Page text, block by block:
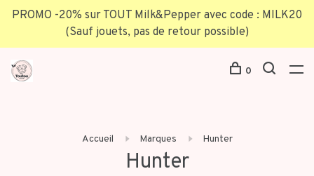
PROMO -20% sur TOUT Milk&Pepper avec code : MILK20
(Sauf jouets, pas de retour possible)
0
Accueil Marques Hunter
Hunter